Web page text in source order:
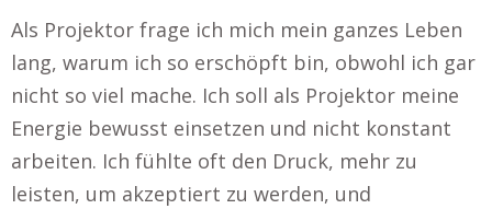
Als Projektor frage ich mich mein ganzes Leben
lang, warum ich so erschöpft bin, obwohl ich gar
nicht so viel mache. Ich soll als Projektor meine
Energie bewusst einsetzen und nicht konstant
arbeiten. Ich fühlte oft den Druck, mehr zu
leisten, um akzeptiert zu werden, und